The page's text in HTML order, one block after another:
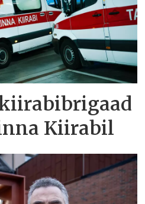
Kiirabil